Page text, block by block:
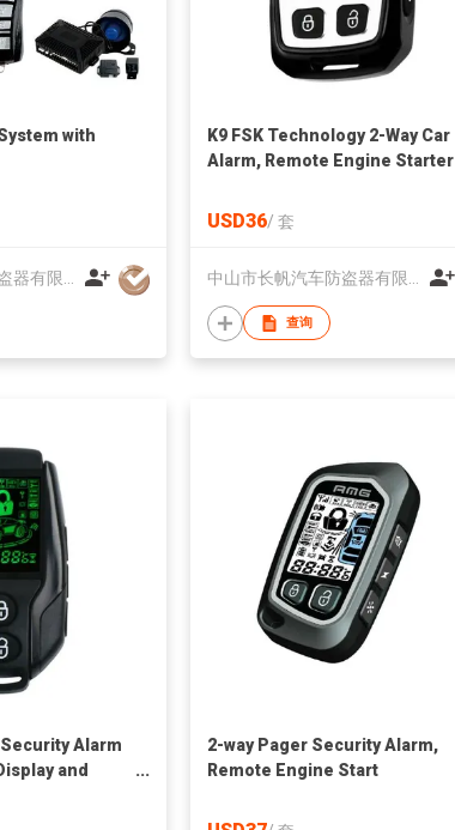
with
K9 FSK Technology 2-Way Car
Alarm, Remote Engine Starter
Car
USD36/ 套
查询
Alarm
and
2-way Pager Security Alarm,
Remote Engine Start